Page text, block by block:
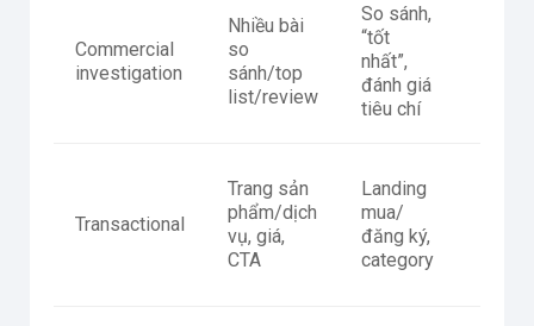
Commercial
investigation
Nhiều bài
so
sánh/top
list/review
So sánh,
“tốt
nhất”,
đánh giá
tiêu chí
Transactional
Trang sản
phẩm/dịch
vụ, giá,
CTA
Landing
mua/
đăng ký,
category